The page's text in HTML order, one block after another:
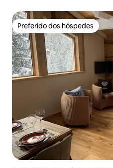
Preferido dos hóspedes
Preferido dos hóspedes